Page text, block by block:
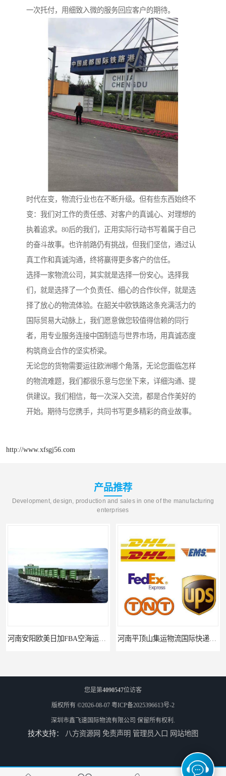
一次托付，用细致入微的服务回应客户的期待。
时代在变，物流行业也在不断升级。但有些东西始终不
变：我们对工作的责任感、对客户的真诚心、对理想的
执着追求。80后的我们，正用实际行动书写着属于自己
的奋斗故事。也许前路仍有挑战，但我们坚信，通过认
真工作和真诚沟通，终将赢得更多客户的信任。
选择一家物流公司，其实就是选择一份安心。选择我
们，就是选择了一个负责任、细心的合作伙伴，就是选
择了放心的物流体验。在韶关中欧铁路这条充满活力的
国际贸易大动脉上，我们愿意做您较值得信赖的同行
者，用专业服务连接中国制造与世界市场，用真诚态度
构筑商业合作的坚实桥梁。
无论您的货物需要运往欧洲哪个角落，无论您面临怎样
的物流难题，我们都很乐意与您坐下来，详细沟通、提
供建议。我们相信，每一次深入交流，都是合作美好的
开始。期待与您携手，共同书写更多精彩的商业故事。
http://www.xfsgj56.com
产品推荐
Development, design, production and sales in one of the manufacturing
enterprises
河南平顶山国际物流新马泰日韩菲律宾老挝缅甸印尼柬埔寨双清包税 河南濮阳直达美国欧洲到门国际快递药品口罩洗手液消毒水防护衣
您是第4090547位访客
版权所有 ©2026-08-07 粤ICP备2025396613号-2
深圳市鑫飞速国际物流有限公司 保留所有权利.
技术支持： 八方资源网 免责声明 管理员入口 网站地图